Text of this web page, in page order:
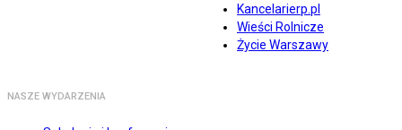
Kancelarierp.pl
Wieści Rolnicze
Życie Warszawy
NASZE WYDARZENIA